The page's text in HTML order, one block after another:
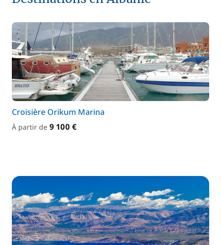
Croisière Orikum Marina
À partir de 9 100 €